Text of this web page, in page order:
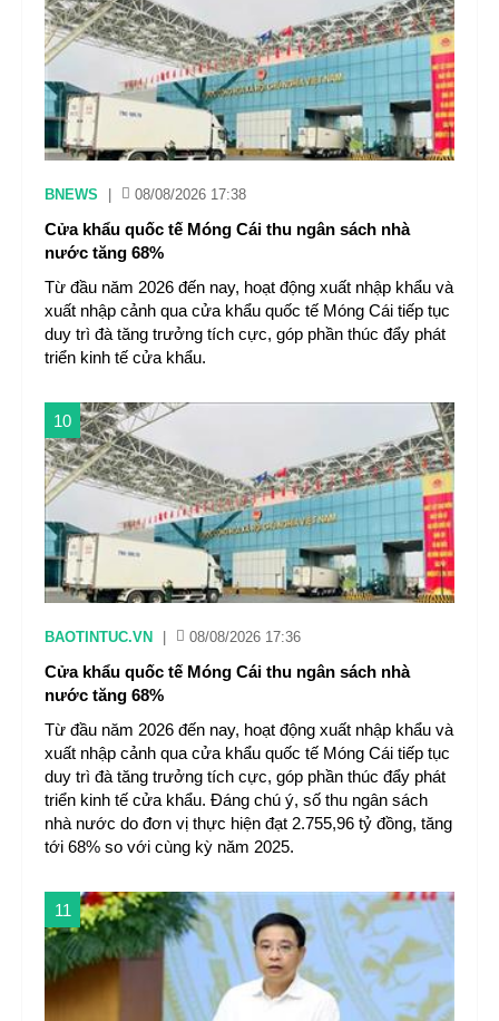
BNEWS 08/08/2026 17:38
Cửa khẩu quốc tế Móng Cái thu ngân sách nhà
nước tăng 68%
Từ đầu năm 2026 đến nay, hoạt động xuất nhập khẩu và
xuất nhập cảnh qua cửa khẩu quốc tế Móng Cái tiếp tục
duy trì đà tăng trưởng tích cực, góp phần thúc đẩy phát
triển kinh tế cửa khẩu.
10
BAOTINTUC.VN 08/08/2026 17:36
Cửa khẩu quốc tế Móng Cái thu ngân sách nhà
nước tăng 68%
Từ đầu năm 2026 đến nay, hoạt động xuất nhập khẩu và
xuất nhập cảnh qua cửa khẩu quốc tế Móng Cái tiếp tục
duy trì đà tăng trưởng tích cực, góp phần thúc đẩy phát
triển kinh tế cửa khẩu. Đáng chú ý, số thu ngân sách
nhà nước do đơn vị thực hiện đạt 2.755,96 tỷ đồng, tăng
tới 68% so với cùng kỳ năm 2025.
11